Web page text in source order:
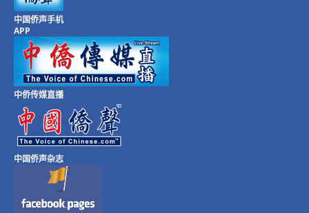
中国侨声手机
APP
中侨传媒直播
中国侨声杂志